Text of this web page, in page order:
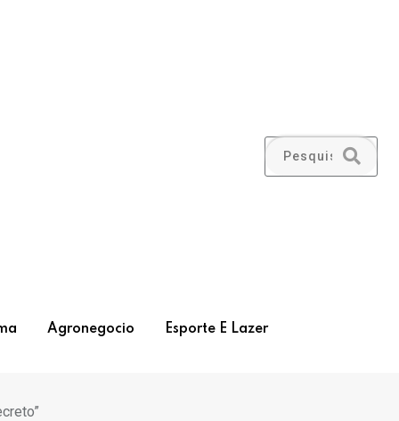
Agronegocio Esporte E Lazer